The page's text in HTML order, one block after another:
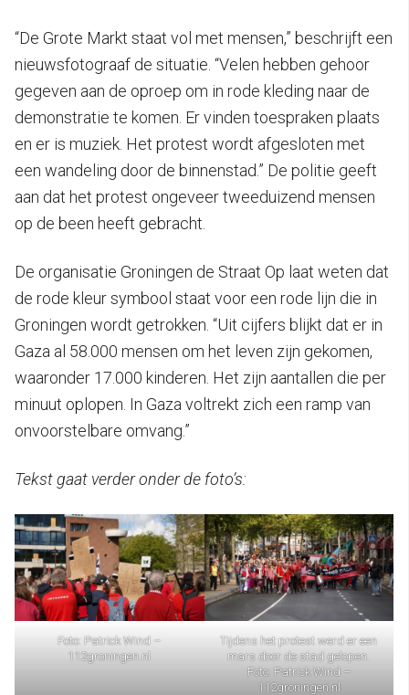
“De Grote Markt staat vol met mensen,” beschrijft een
nieuwsfotograaf de situatie. “Velen hebben gehoor
gegeven aan de oproep om in rode kleding naar de
demonstratie te komen. Er vinden toespraken plaats
en er is muziek. Het protest wordt afgesloten met
een wandeling door de binnenstad.” De politie geeft
aan dat het protest ongeveer tweeduizend mensen
op de been heeft gebracht.
De organisatie Groningen de Straat Op laat weten dat
de rode kleur symbool staat voor een rode lijn die in
Groningen wordt getrokken. “Uit cijfers blijkt dat er in
Gaza al 58.000 mensen om het leven zijn gekomen,
waaronder 17.000 kinderen. Het zijn aantallen die per
minuut oplopen. In Gaza voltrekt zich een ramp van
onvoorstelbare omvang.”
Tekst gaat verder onder de foto’s:
Foto: Patrick Wind –
112groningen.nl
Tijdens het protest werd er een
mars door de stad gelopen.
Foto: Patrick Wind –
112groningen.nl